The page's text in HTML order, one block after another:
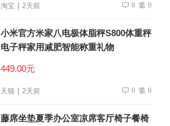
淘宝 2天前 0 0
小米官方米家八电极体脂秤S800体重秤
电子秤家用减肥智能称重礼物
449.00元
天猫 2天前 0 0
藤席坐垫夏季办公室凉席客厅椅子餐椅